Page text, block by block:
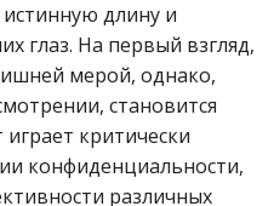
длину и
глаз. На первый взгляд,
мерой, однако,
становится
критически
конфиденциальности,
различных